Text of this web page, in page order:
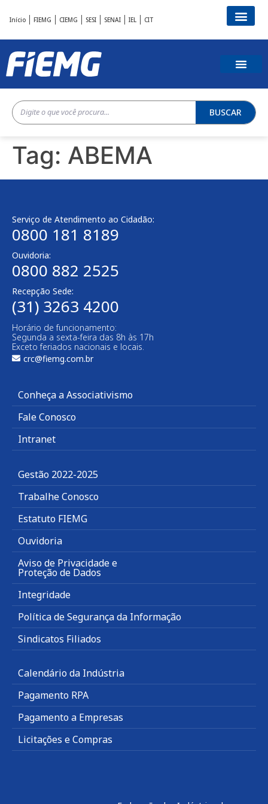
Início FIEMG CIEMG SESI SENAI IEL CIT
BUSCAR
Tag: ABEMA
Serviço de Atendimento ao Cidadão:
0800 181 8189
Ouvidoria:
0800 882 2525
Recepção Sede:
(31) 3263 4200
Horário de funcionamento:
Segunda a sexta-feira das 8h às 17h
Exceto feriados nacionais e locais.
crc@fiemg.com.br
Conheça a Associativismo
Fale Conosco
Intranet
Gestão 2022-2025
Trabalhe Conosco
Estatuto FIEMG
Ouvidoria
Aviso de Privacidade e
Proteção de Dados
Integridade
Política de Segurança da Informação
Sindicatos Filiados
Calendário da Indústria
Pagamento RPA
Pagamento a Empresas
Licitações e Compras